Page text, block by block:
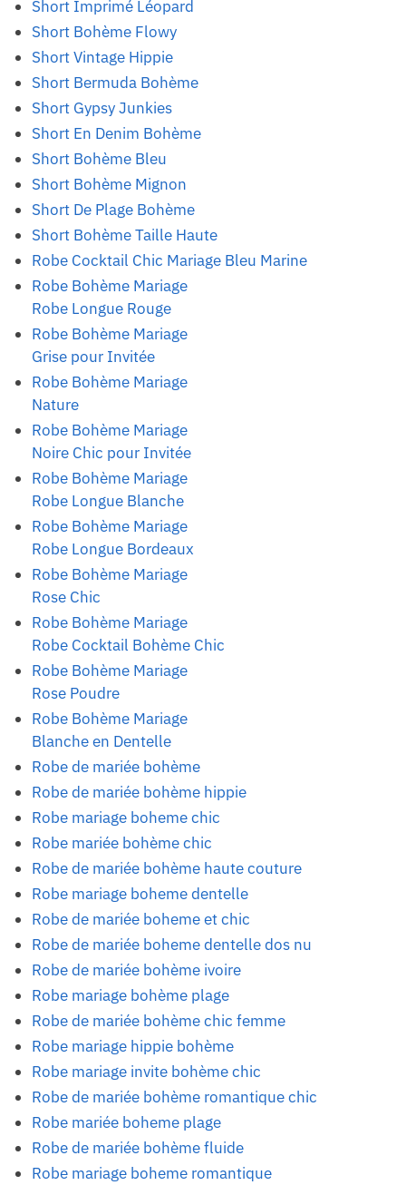
Short Imprimé Léopard
Short Bohème Flowy
Short Vintage Hippie
Short Bermuda Bohème
Short Gypsy Junkies
Short En Denim Bohème
Short Bohème Bleu
Short Bohème Mignon
Short De Plage Bohème
Short Bohème Taille Haute
Robe Cocktail Chic Mariage Bleu Marine
Robe Bohème Mariage
Robe Longue Rouge
Robe Bohème Mariage
Grise pour Invitée
Robe Bohème Mariage
Nature
Robe Bohème Mariage
Noire Chic pour Invitée
Robe Bohème Mariage
Robe Longue Blanche
Robe Bohème Mariage
Robe Longue Bordeaux
Robe Bohème Mariage
Rose Chic
Robe Bohème Mariage
Robe Cocktail Bohème Chic
Robe Bohème Mariage
Rose Poudre
Robe Bohème Mariage
Blanche en Dentelle
Robe de mariée bohème
Robe de mariée bohème hippie
Robe mariage boheme chic
Robe mariée bohème chic
Robe de mariée bohème haute couture
Robe mariage boheme dentelle
Robe de mariée boheme et chic
Robe de mariée boheme dentelle dos nu
Robe de mariée bohème ivoire
Robe mariage bohème plage
Robe de mariée bohème chic femme
Robe mariage hippie bohème
Robe mariage invite bohème chic
Robe de mariée bohème romantique chic
Robe mariée boheme plage
Robe de mariée bohème fluide
Robe mariage boheme romantique